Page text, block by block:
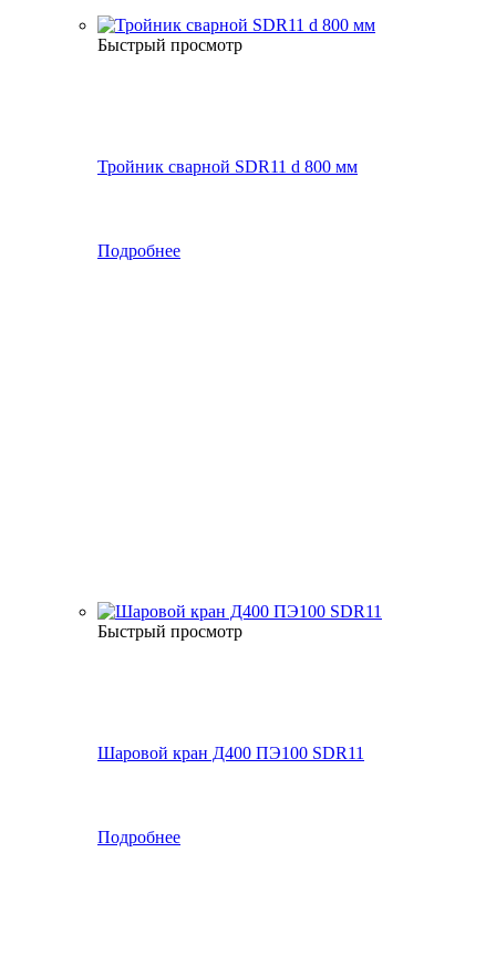
Быстрый просмотр
Тройник сварной SDR11 d 800 мм
Подробнее
Быстрый просмотр
Шаровой кран Д400 ПЭ100 SDR11
Подробнее